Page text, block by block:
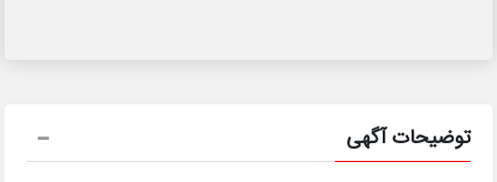
توضیحات آگهی